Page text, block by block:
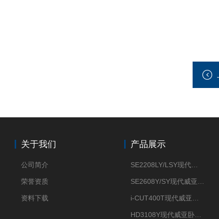
关于我们
公司简介
荣誉资质
资料下载
产品展示